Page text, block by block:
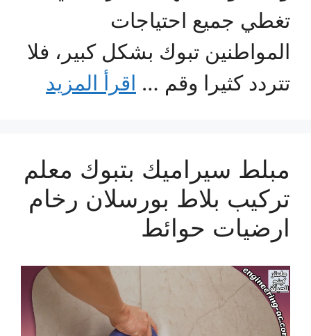
تغطي جميع احتياجات
المواطنين تبوك بشكل كبير، فلا
تتردد كثيرا وقم … اقرأ المزيد
مبلط سيراميك بتبوك معلم
تركيب بلاط بورسلان رخام
ارضيات حوائط